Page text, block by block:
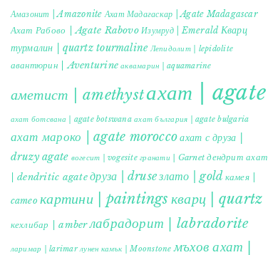
Амазонит | Amazonite Ахат Мадагаскар | Agate Madagascar
Ахат Рабово | Agate Rabovo Изумруд | Emerald Кварц
турмалин | quartz tourmaline Лепидолит | lepidolite
авантюрин | Aventurine аквамарин | aquamarine
аметист | amethystахат | agate
ахат ботсвана | agate botswana ахат българия | agate bulgaria
ахат мароко | agate moroccoахат с друза |
druzy agate вогесит | vogesite гранати | Garnet дендрит ахат
| dendritic agateдруза | druseзлато | gold камея |
cameo картини | paintings кварц | quartz
кехлибар | amberлабрадорит | labradorite
ларимар | larimar лунен камък | Moonstone мъхов ахат |